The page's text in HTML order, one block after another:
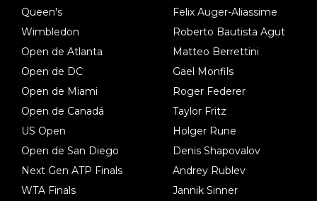
Queen's
Wimbledon
Open de Atlanta
Open de DC
Open de Miami
Open de Canadá
US Open
Open de San Diego
Next Gen ATP Finals
WTA Finals
Felix Auger-Aliassime
Roberto Bautista Agut
Matteo Berrettini
Gael Monfils
Roger Federer
Taylor Fritz
Holger Rune
Denis Shapovalov
Andrey Rublev
Jannik Sinner